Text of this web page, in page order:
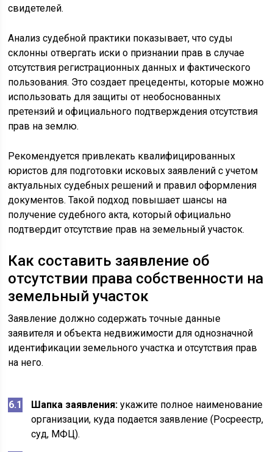
свидетелей.
Анализ судебной практики показывает, что суды
склонны отвергать иски о признании прав в случае
отсутствия регистрационных данных и фактического
пользования. Это создает прецеденты, которые можно
использовать для защиты от необоснованных
претензий и официального подтверждения отсутствия
прав на землю.
Рекомендуется привлекать квалифицированных
юристов для подготовки исковых заявлений с учетом
актуальных судебных решений и правил оформления
документов. Такой подход повышает шансы на
получение судебного акта, который официально
подтвердит отсутствие прав на земельный участок.
Как составить заявление об
отсутствии права собственности на
земельный участок
Заявление должно содержать точные данные
заявителя и объекта недвижимости для однозначной
идентификации земельного участка и отсутствия прав
на него.
Шапка заявления: укажите полное наименование
организации, куда подается заявление (Росреестр,
суд, МФЦ).